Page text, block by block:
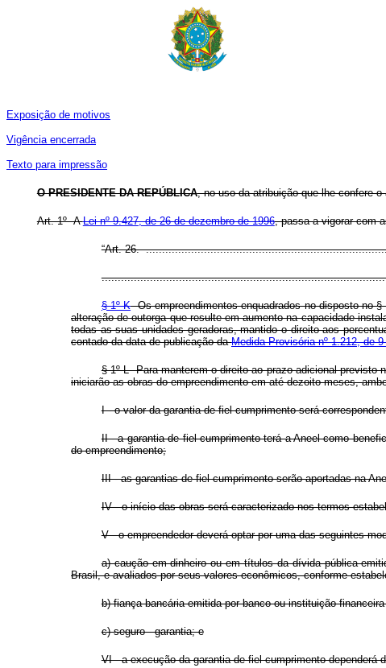
Exposição de motivos
Vigência encerrada
Texto para impressão
O PRESIDENTE DA REPÚBLICA, no uso da atribuição que lhe confere
Art. 1º ALei nº 9.427, de 26 de dezembro de 1996, passa a vigorar com
“Art. 26.
§ 1º-KOs empreendimentos enquadrados no disposto no
alteração de outorga que resulte em aumento na capacidade
todas as suas unidades geradoras, mantido o direito aos
contado da data de publicação daMedida Provisória nº 1.212, de
§ 1º-L Para manterem o direito ao prazo adicional previsto
iniciarão as obras do empreendimento em até dezoito meses,
I - o valor da garantia de fiel cumprimento será
II - a garantia de fiel cumprimento terá a Aneel como
do empreendimento;
III - as garantias de fiel cumprimento serão aportadas na
IV - o início das obras será caracterizado nos termos
V - o empreendedor deverá optar por uma das seguintes
a) caução em dinheiro ou em títulos da dívida pública
Brasil, e avaliados por seus valores econômicos, conforme
b) fiança bancária emitida por banco ou instituição
c) seguro - garantia; e
VI - a execução da garantia de fiel cumprimento